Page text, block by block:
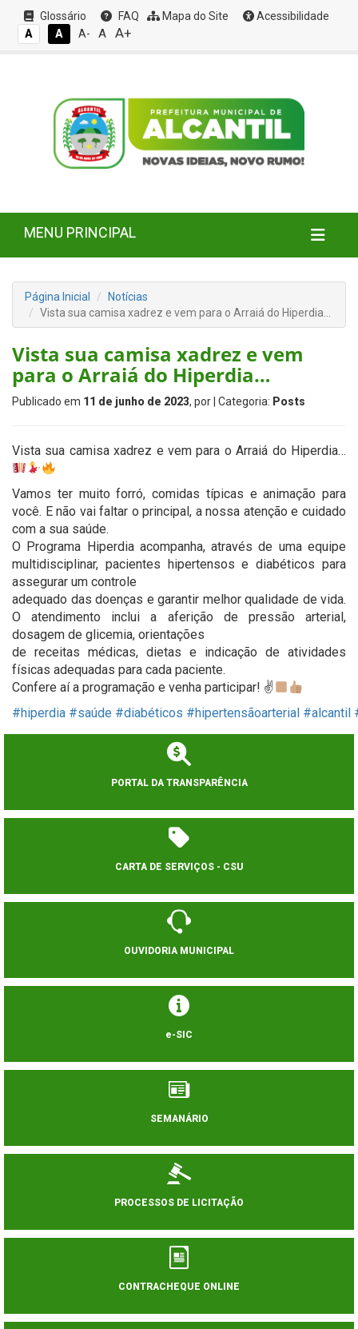
Glossário FAQ Mapa do Site
Acessibilidade
A
A A- A A+
MENU PRINCIPAL
Página Inicial
Notícias
Vista sua camisa xadrez e vem para o Arraiá do Hiperdia…
Vista sua camisa xadrez e vem
para o Arraiá do Hiperdia…
Publicado em 11 de junho de 2023, por | Categoria: Posts
Vista sua camisa xadrez e vem para o Arraiá do Hiperdia…
Vamos ter muito forró, comidas típicas e animação para
você. E não vai faltar o principal, a nossa atenção e cuidado
com a sua saúde.
O Programa Hiperdia acompanha, através de uma equipe
multidisciplinar, pacientes hipertensos e diabéticos para
assegurar um controle
adequado das doenças e garantir melhor qualidade de vida.
O atendimento inclui a aferição de pressão arterial,
dosagem de glicemia, orientações
de receitas médicas, dietas e indicação de atividades
físicas adequadas para cada paciente.
Confere aí a programação e venha participar! ✌
#hiperdia #saúde #diabéticos #hipertensãoarterial #alcantil
PORTAL DA TRANSPARÊNCIA
CARTA DE SERVIÇOS - CSU
OUVIDORIA MUNICIPAL
e-SIC
SEMANÁRIO
PROCESSOS DE LICITAÇÃO
CONTRACHEQUE ONLINE